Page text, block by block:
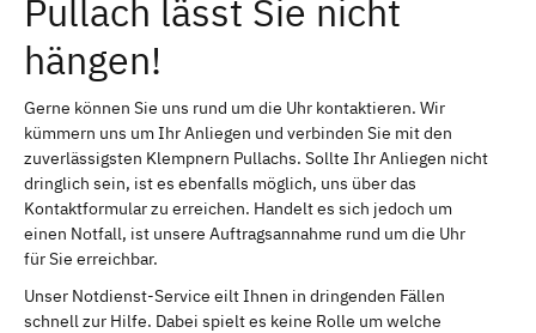
Pullach lässt Sie nicht
hängen!
Gerne können Sie uns rund um die Uhr kontaktieren. Wir
kümmern uns um Ihr Anliegen und verbinden Sie mit den
zuverlässigsten Klempnern Pullachs. Sollte Ihr Anliegen nicht
dringlich sein, ist es ebenfalls möglich, uns über das
Kontaktformular zu erreichen. Handelt es sich jedoch um
einen Notfall, ist unsere Auftragsannahme rund um die Uhr
für Sie erreichbar.
Unser Notdienst-Service eilt Ihnen in dringenden Fällen
schnell zur Hilfe. Dabei spielt es keine Rolle um welche